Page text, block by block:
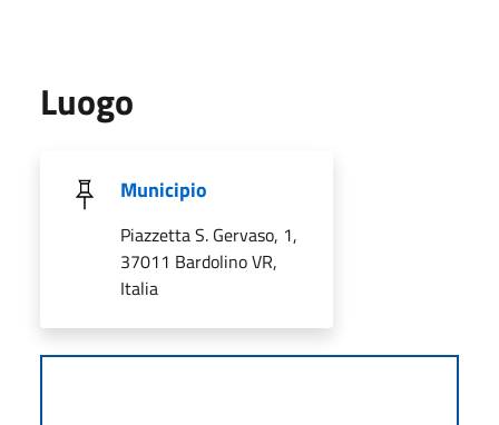
Luogo
Municipio
Piazzetta S. Gervaso, 1,
37011 Bardolino VR,
Italia